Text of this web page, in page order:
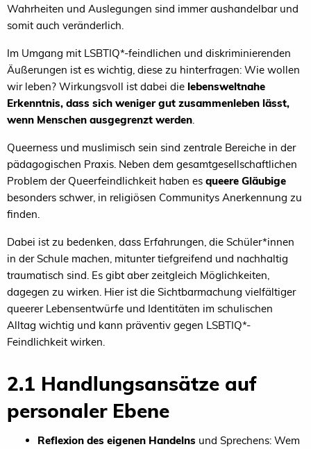
Wahrheiten und Auslegungen sind immer aushandelbar und
somit auch veränderlich.
Im Umgang mit LSBTIQ*-feindlichen und diskriminierenden
Äußerungen ist es wichtig, diese zu hinterfragen: Wie wollen
wir leben? Wirkungsvoll ist dabei die lebensweltnahe
Erkenntnis, dass sich weniger gut zusammenleben lässt,
wenn Menschen ausgegrenzt werden.
Queerness und muslimisch sein sind zentrale Bereiche in der
pädagogischen Praxis. Neben dem gesamtgesellschaftlichen
Problem der Queerfeindlichkeit haben es queere Gläubige
besonders schwer, in religiösen Communitys Anerkennung zu
finden.
Dabei ist zu bedenken, dass Erfahrungen, die Schüler*innen
in der Schule machen, mitunter tiefgreifend und nachhaltig
traumatisch sind. Es gibt aber zeitgleich Möglichkeiten,
dagegen zu wirken. Hier ist die Sichtbarmachung vielfältiger
queerer Lebensentwürfe und Identitäten im schulischen
Alltag wichtig und kann präventiv gegen LSBTIQ*-
Feindlichkeit wirken.
2.1 Handlungsansätze auf
personaler Ebene
Reflexion des eigenen Handelns und Sprechens: Wem